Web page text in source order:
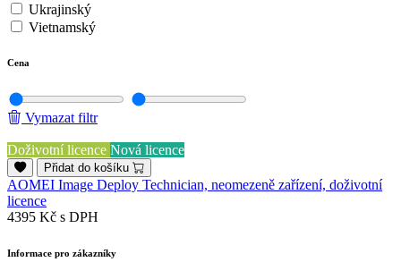
Ukrajinský
Vietnamský
Cena
Vymazat filtr
Doživotní licence Nová licence
Přidat do košíku
AOMEI Image Deploy Technician, neomezeně zařízení, doživotní
licence
4395 Kč s DPH
Informace pro zákazníky